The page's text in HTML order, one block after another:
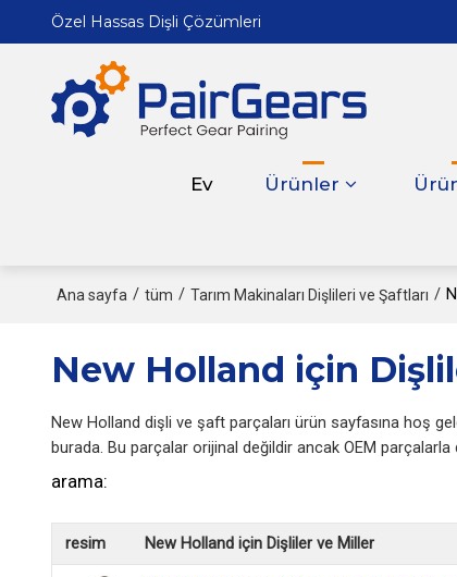
Özel Hassas Dişli Çözümleri
Ev Ürünler
Ana sayfa / tüm / Tarım Makinaları Dişlileri ve Şaftları /
New Holland için
New Holland dişli ve şaft parçaları ürün sayfasına hoş
burada. Bu parçalar orijinal değildir ancak OEM
arama:
resim New Holland için Dişliler ve Miller